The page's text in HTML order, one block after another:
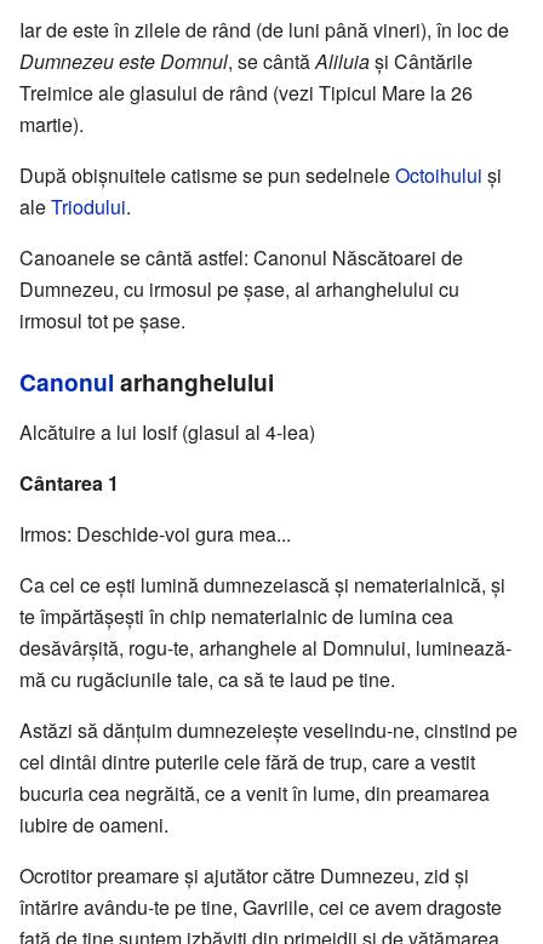
Iar de este în zilele de rând (de luni până vineri), în loc de
Dumnezeu este Domnul, se cântăAliluiaşi Cântările
Treimice ale glasului de rând (vezi Tipicul Mare la 26
martie).
După obişnuitele catisme se pun sedelneleOctoihului şi
aleTriodului.
Canoanele se cântă astfel: Canonul Născătoarei de
Dumnezeu, cu irmosul pe şase, al arhanghelului cu
irmosul tot pe şase.
Canonul arhanghelului
Alcătuire a lui Iosif (glasul al 4-lea)
Cântarea 1
Irmos: Deschide-voi gura mea...
Ca cel ce eşti lumină dumnezeiască şi nematerialnică, şi
te împărtăşeşti în chip nematerialnic de lumina cea
desăvârşită, rogu-te, arhanghele al Domnului, luminează-
mă cu rugăciunile tale, ca să te laud pe tine.
Astăzi să dănţuim dumnezeieşte veselindu-ne, cinstind pe
cel dintâi dintre puterile cele fără de trup, care a vestit
bucuria cea negrăită, ce a venit în lume, din preamarea
iubire de oameni.
Ocrotitor preamare şi ajutător către Dumnezeu, zid şi
întărire avându-te pe tine, Gavriile, cei ce avem dragoste
faţă de tine suntem izbăviţi din primejdii şi de vătămarea